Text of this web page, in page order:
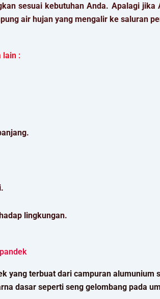
sesuai kebutuhan Anda. Apalagi
air hujan yang mengalir ke saluran
lain :
lingkungan.
yang terbuat dari campuran alumunium
dasar seperti seng gelombang pada